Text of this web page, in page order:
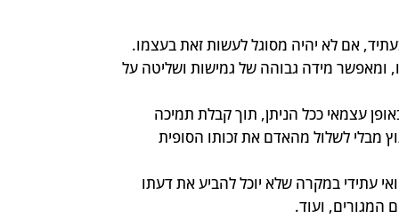
אם לא יהיה מסוגל לעשות זאת בעצמו.
ומאפשר מידה גבוהה של גמישות ושליטה על
עצמאי ככל הניתן, תוך קבלת תמיכה
מבלי לשלול מהאדם את זכותו הסופית
עתידי במקרה שלא יוכל להביע את דעתו
המגורים, ועוד.